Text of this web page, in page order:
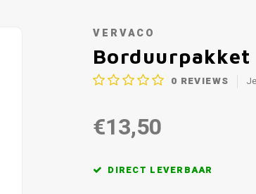
VERVACO
Borduurpakket
0 REVIEWS
€13,50
DIRECT LEVERBAAR